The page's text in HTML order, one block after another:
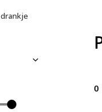
drankje
0